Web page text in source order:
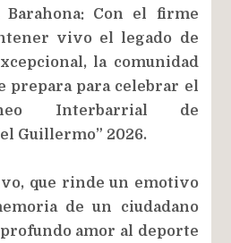
Barahona: Con el firme
vivo el legado de
la comunidad
prepara para celebrar el
Interbarrial de
Guillermo” 2026.
que rinde un emotivo
de un ciudadano
amor al deporte